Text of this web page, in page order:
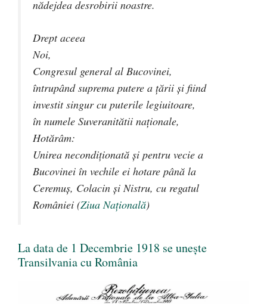
nădejdea desrobirii noastre.
Drept aceea
Noi,
Congresul general al Bucovinei,
întrupând suprema putere a ţării şi fiind
investit singur cu puterile legiuitoare,
în numele Suveranitătii naţionale,
Hotărâm:
Unirea necondiţionată şi pentru vecie a
Bucovinei în vechile ei hotare până la
Ceremuş, Colacin şi Nistru, cu regatul
României (Ziua Națională)
La data de 1 Decembrie 1918 se unește
Transilvania cu România